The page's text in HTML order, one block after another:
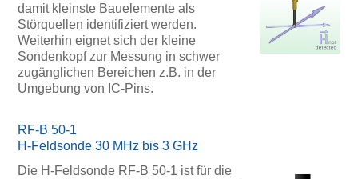
damit kleinste Bauelemente als
Störquellen identifiziert werden.
Weiterhin eignet sich der kleine
Sondenkopf zur Messung in schwer
zugänglichen Bereichen z.B. in der
Umgebung von IC-Pins.
RF-B 50-1
H-Feldsonde 30 MHz bis 3 GHz
Die H-Feldsonde RF-B 50-1 ist für die